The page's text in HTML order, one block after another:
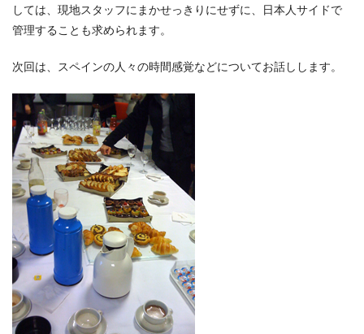
しては、現地スタッフにまかせっきりにせずに、日本人サイドで
管理することも求められます。
次回は、スペインの人々の時間感覚などについてお話しします。